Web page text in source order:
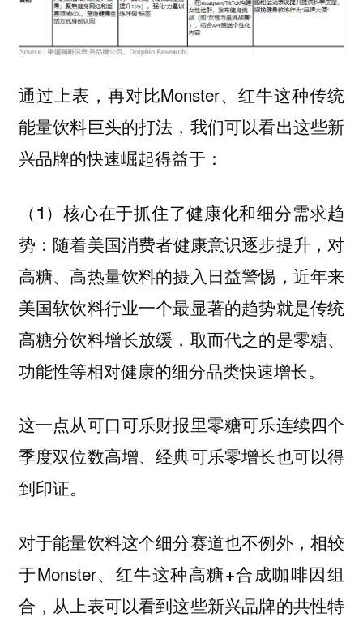
通过上表，再对比Monster、红牛这种传统
能量饮料巨头的打法，我们可以看出这些新
兴品牌的快速崛起得益于：
（1）核心在于抓住了健康化和细分需求趋
势 ：随着美国消费者健康意识逐步提升，对
高糖、高热量饮料的摄入日益警惕 ， 近年来
美国软饮料行业一个最显著的趋势就是传统
高糖分饮料增长放缓，取而代之的是零糖、
功能性等相对健康的细分品类快速增长。
这一点从可口可乐财报里零糖可乐连续四个
季度双位数高增、经典可乐零增长也可以得
到印证。
对于能量饮料这个细分赛道也不例外，相较
于Monster、红牛这种高糖+合成咖啡因组
合，从上表可以看到这些新兴品牌的共性特